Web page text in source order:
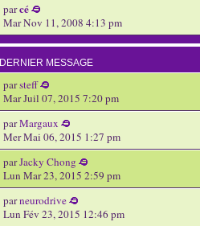
parcé
Mar Nov 11, 2008 4:13 pm
DERNIER MESSAGE
parsteff
Mar Juil 07, 2015 7:20 pm
parMargaux
Mer Mai 06, 2015 1:27 pm
parJacky Chong
Lun Mar 23, 2015 2:59 pm
parneurodrive
Lun Fév 23, 2015 12:46 pm